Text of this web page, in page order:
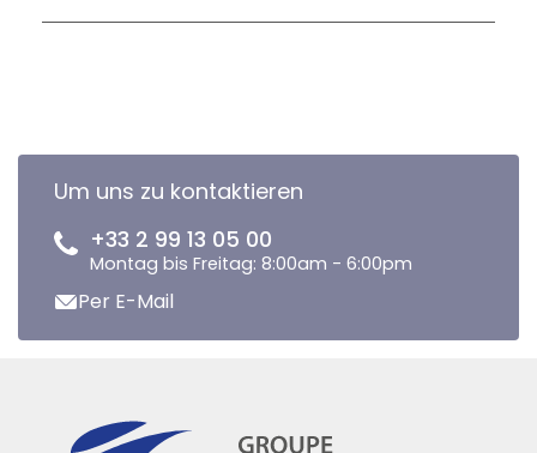
Um uns zu kontaktieren
+33 2 99 13 05 00
Montag bis Freitag: 8:00am - 6:00pm
Per E-Mail